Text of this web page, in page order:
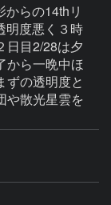
らの14thリ
明度悪く３時
日目2/28は夕
から一晩中ほ
ずの透明度と
や散光星雲を